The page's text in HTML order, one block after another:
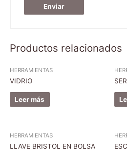
Productos relacionados
HERRAMIENTAS
VIDRIO
Leer más
HERRAMIENTAS
LLAVE BRISTOL EN BOLSA